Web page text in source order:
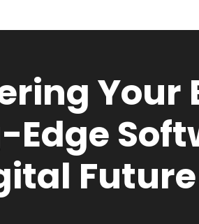
Your
Future